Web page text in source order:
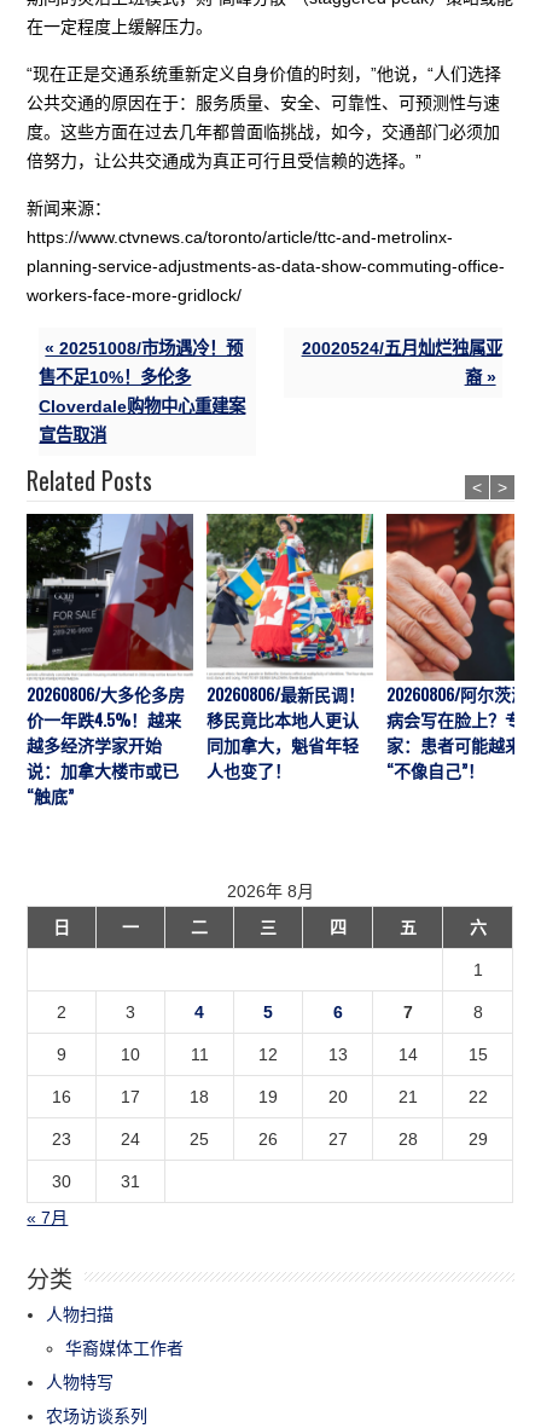
在一定程度上缓解压力。
“现在正是交通系统重新定义自身价值的时刻，”他说，“人们选择
公共交通的原因在于：服务质量、安全、可靠性、可预测性与速
度。这些方面在过去几年都曾面临挑战，如今，交通部门必须加
倍努力，让公共交通成为真正可行且受信赖的选择。”
新闻来源：
https://www.ctvnews.ca/toronto/article/ttc-and-metrolinx-
planning-service-adjustments-as-data-show-commuting-office-
workers-face-more-gridlock/
« 20251008/市场遇冷！预
售不足10%！多伦多
Cloverdale购物中心重建案
宣告取消
20020524/五月灿烂独属亚
裔 »
Related Posts
20260806/大多伦多房
价一年跌4.5%！越来
越多经济学家开始
说：加拿大楼市或已
“触底”
20260806/最新民调！
移民竟比本地人更认
同加拿大，魁省年轻
人也变了！
20260806/阿尔茨海
病会写在脸上？专
家：患者可能越来越
“不像自己”！
< >
2026年 8月
日
一 二 三 四 五 六
1
2 3 4 5 6 7 8
9 10 11 12 13 14 15
16 17 18 19 20 21 22
23 24 25 26 27 28 29
30
31
« 7月
分类
人物扫描
华裔媒体工作者
人物特写
农场访谈系列